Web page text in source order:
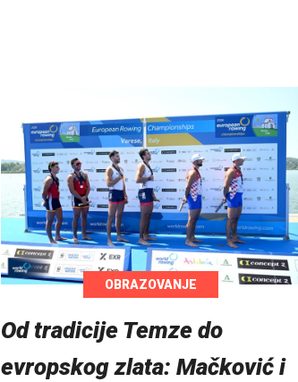
OBRAZOVANJE
Od tradicije Temze do
evropskog zlata: Mačković i